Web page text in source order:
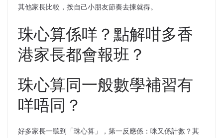
其他家長比較，按自己小朋友節奏去揀就得。
珠心算係咩？點解咁多香
港家長都會報班？
珠心算同一般數學補習有
咩唔同？
好多家長一聽到「珠心算」，第一反應係：咪又係計數？其